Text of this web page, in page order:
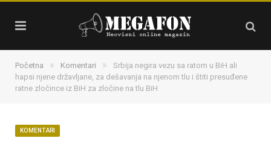
Početna » Komentari »
Srbija negira vezu sa ratom u BiH ali
hapsi njene državljane, za dešavanja na njenom tlu i štiti presuđene
ratne zločince iz BiH za zločine na tlu BiH
KOMENTARI